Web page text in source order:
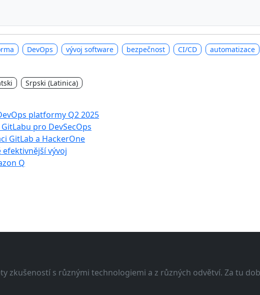
DevOps vývoj software bezpečnost CI/CD automatizace
Srpski (Latinica)
platformy Q2 2025
pro DevSecOps
GitLab a HackerOne
efektivnější vývoj
Q
zkušeností s různými technologiemi a z různých odvětví. Za tu